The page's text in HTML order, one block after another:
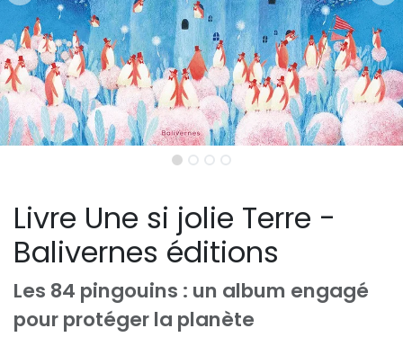
Livre Une si jolie Terre -
Balivernes éditions
Les 84 pingouins : un album engagé
pour protéger la planète